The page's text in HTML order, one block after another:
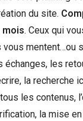
du site.
mois. Ceux qui
mentent…ou
échanges, les
la recherche
les contenus,
la mise